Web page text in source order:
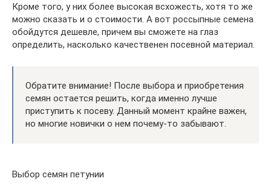
Кроме того, у них более высокая всхожесть, хотя то же
можно сказать и о стоимости. А вот россыпные семена
обойдутся дешевле, причем вы сможете на глаз
определить, насколько качественен посевной материал.
Обратите внимание! После выбора и приобретения
семян остается решить, когда именно лучше
приступить к посеву. Данный момент крайне важен,
но многие новички о нем почему-то забывают.
Выбор семян петунии